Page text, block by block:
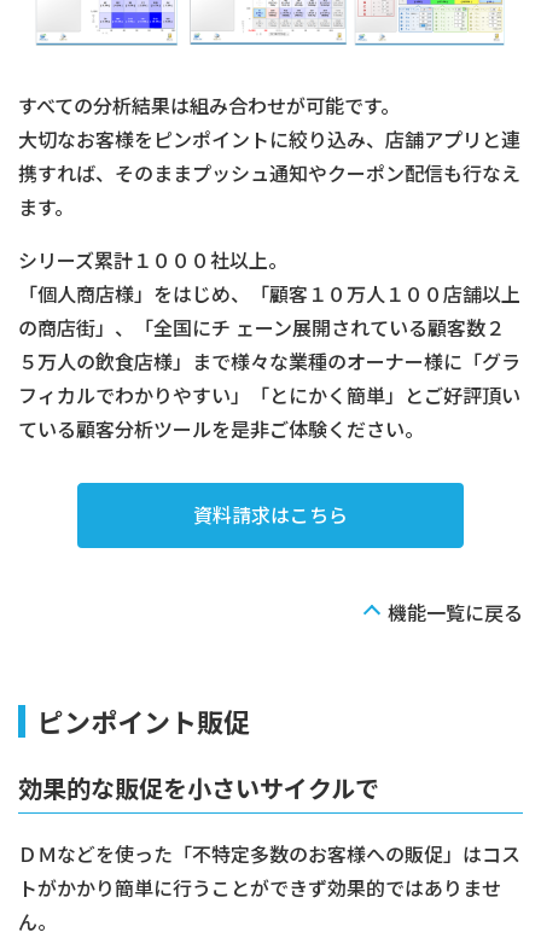
すべての分析結果は組み合わせが可能です。
大切なお客様をピンポイントに絞り込み、店舗アプリと連
携すれば、そのままプッシュ通知やクーポン配信も行なえ
ます。
シリーズ累計１０００社以上。
「個人商店様」をはじめ、「顧客１０万人１００店舗以上
の商店街」、「全国にチ ェーン展開されている顧客数２
５万人の飲食店様」まで様々な業種のオーナー様に「グラ
フィカルでわかりやすい」「とにかく簡単」とご好評頂い
ている顧客分析ツールを是非ご体験ください。
資料請求はこちら
機能一覧に戻る
ピンポイント販促
効果的な販促を小さいサイクルで
ＤＭなどを使った「不特定多数のお客様への販促」はコス
トがかかり簡単に行うことができず効果的ではありませ
ん。